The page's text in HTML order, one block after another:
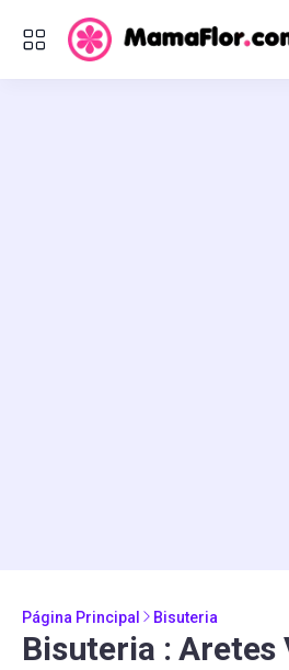
Página Principal Bisuteria
Bisuteria : Aretes